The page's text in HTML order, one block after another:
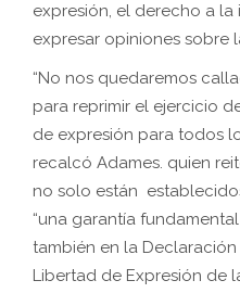
expresión, el derecho a
expresar opiniones sobre
“No nos quedaremos
para reprimir el ejercicio
de expresión para todos
recalcó Adames. quien
no solo están
“una garantía
también en la
Libertad de Expresión de